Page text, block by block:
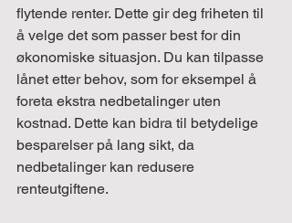
flytende renter. Dette gir deg friheten til
å velge det som passer best for din
økonomiske situasjon. Du kan tilpasse
lånet etter behov, som for eksempel å
foreta ekstra nedbetalinger uten
kostnad. Dette kan bidra til betydelige
besparelser på lang sikt, da
nedbetalinger kan redusere
renteutgiftene.